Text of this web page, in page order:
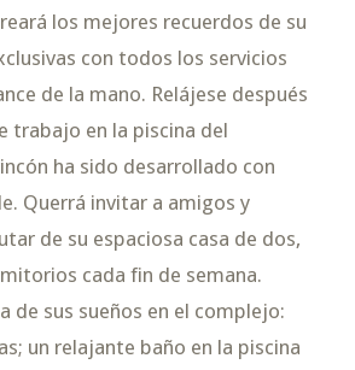
los mejores recuerdos de su
con todos los servicios
de la mano. Relájese después
trabajo en la piscina del
ha sido desarrollado con
Querrá invitar a amigos y
de su espaciosa casa de dos,
cada fin de semana.
de sus sueños en el complejo:
un relajante baño en la piscina